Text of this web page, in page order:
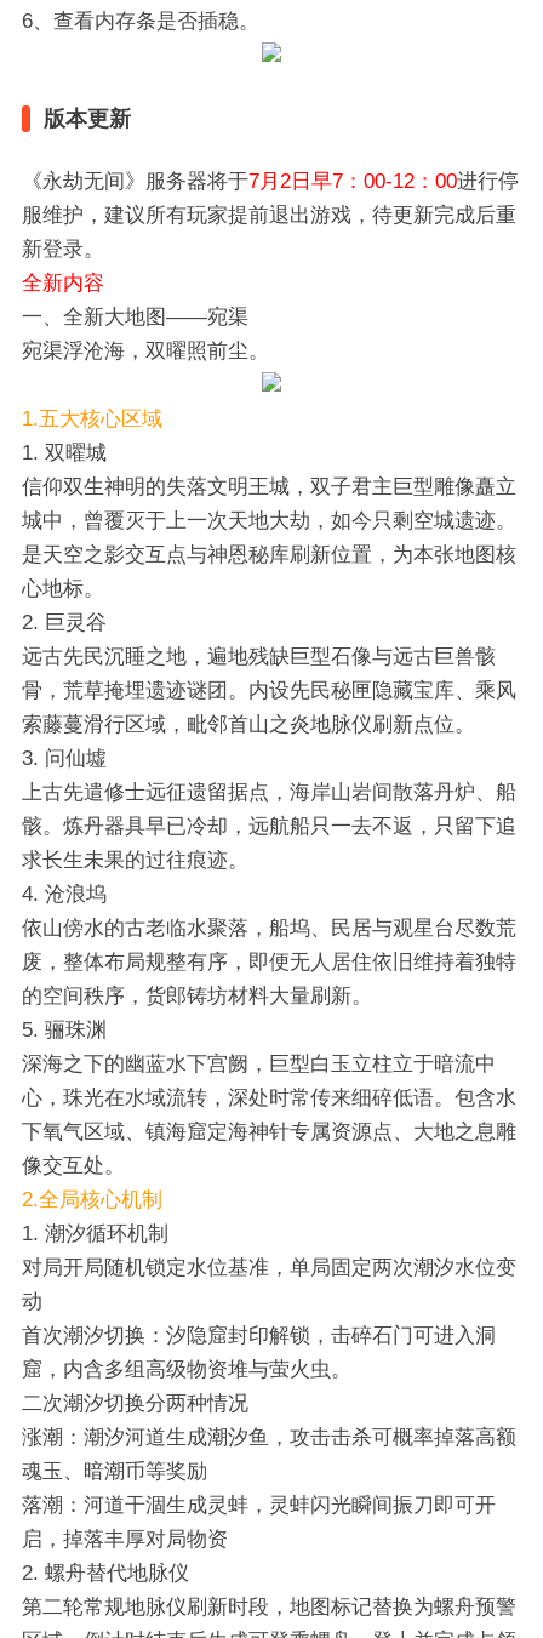
6、查看内存条是否插稳。
版本更新
《永劫无间》服务器将于7月2日早7：00-12：00进行停
服维护，建议所有玩家提前退出游戏，待更新完成后重
新登录。
全新内容
一、全新大地图——宛渠
宛渠浮沧海，双曜照前尘。
1.五大核心区域
1. 双曜城
信仰双生神明的失落文明王城，双子君主巨型雕像矗立
城中，曾覆灭于上一次天地大劫，如今只剩空城遗迹。
是天空之影交互点与神恩秘库刷新位置，为本张地图核
心地标。
2. 巨灵谷
远古先民沉睡之地，遍地残缺巨型石像与远古巨兽骸
骨，荒草掩埋遗迹谜团。内设先民秘匣隐藏宝库、乘风
索藤蔓滑行区域，毗邻首山之炎地脉仪刷新点位。
3. 问仙墟
上古先遣修士远征遗留据点，海岸山岩间散落丹炉、船
骸。炼丹器具早已冷却，远航船只一去不返，只留下追
求长生未果的过往痕迹。
4. 沧浪坞
依山傍水的古老临水聚落，船坞、民居与观星台尽数荒
废，整体布局规整有序，即便无人居住依旧维持着独特
的空间秩序，货郎铸坊材料大量刷新。
5. 骊珠渊
深海之下的幽蓝水下宫阙，巨型白玉立柱立于暗流中
心，珠光在水域流转，深处时常传来细碎低语。包含水
下氧气区域、镇海窟定海神针专属资源点、大地之息雕
像交互处。
2.全局核心机制
1. 潮汐循环机制
对局开局随机锁定水位基准，单局固定两次潮汐水位变
动
首次潮汐切换：汐隐窟封印解锁，击碎石门可进入洞
窟，内含多组高级物资堆与萤火虫。
二次潮汐切换分两种情况
涨潮：潮汐河道生成潮汐鱼，攻击击杀可概率掉落高额
魂玉、暗潮币等奖励
落潮：河道干涸生成灵蚌，灵蚌闪光瞬间振刀即可开
启，掉落丰厚对局物资
2. 螺舟替代地脉仪
第二轮常规地脉仪刷新时段，地图标记替换为螺舟预警